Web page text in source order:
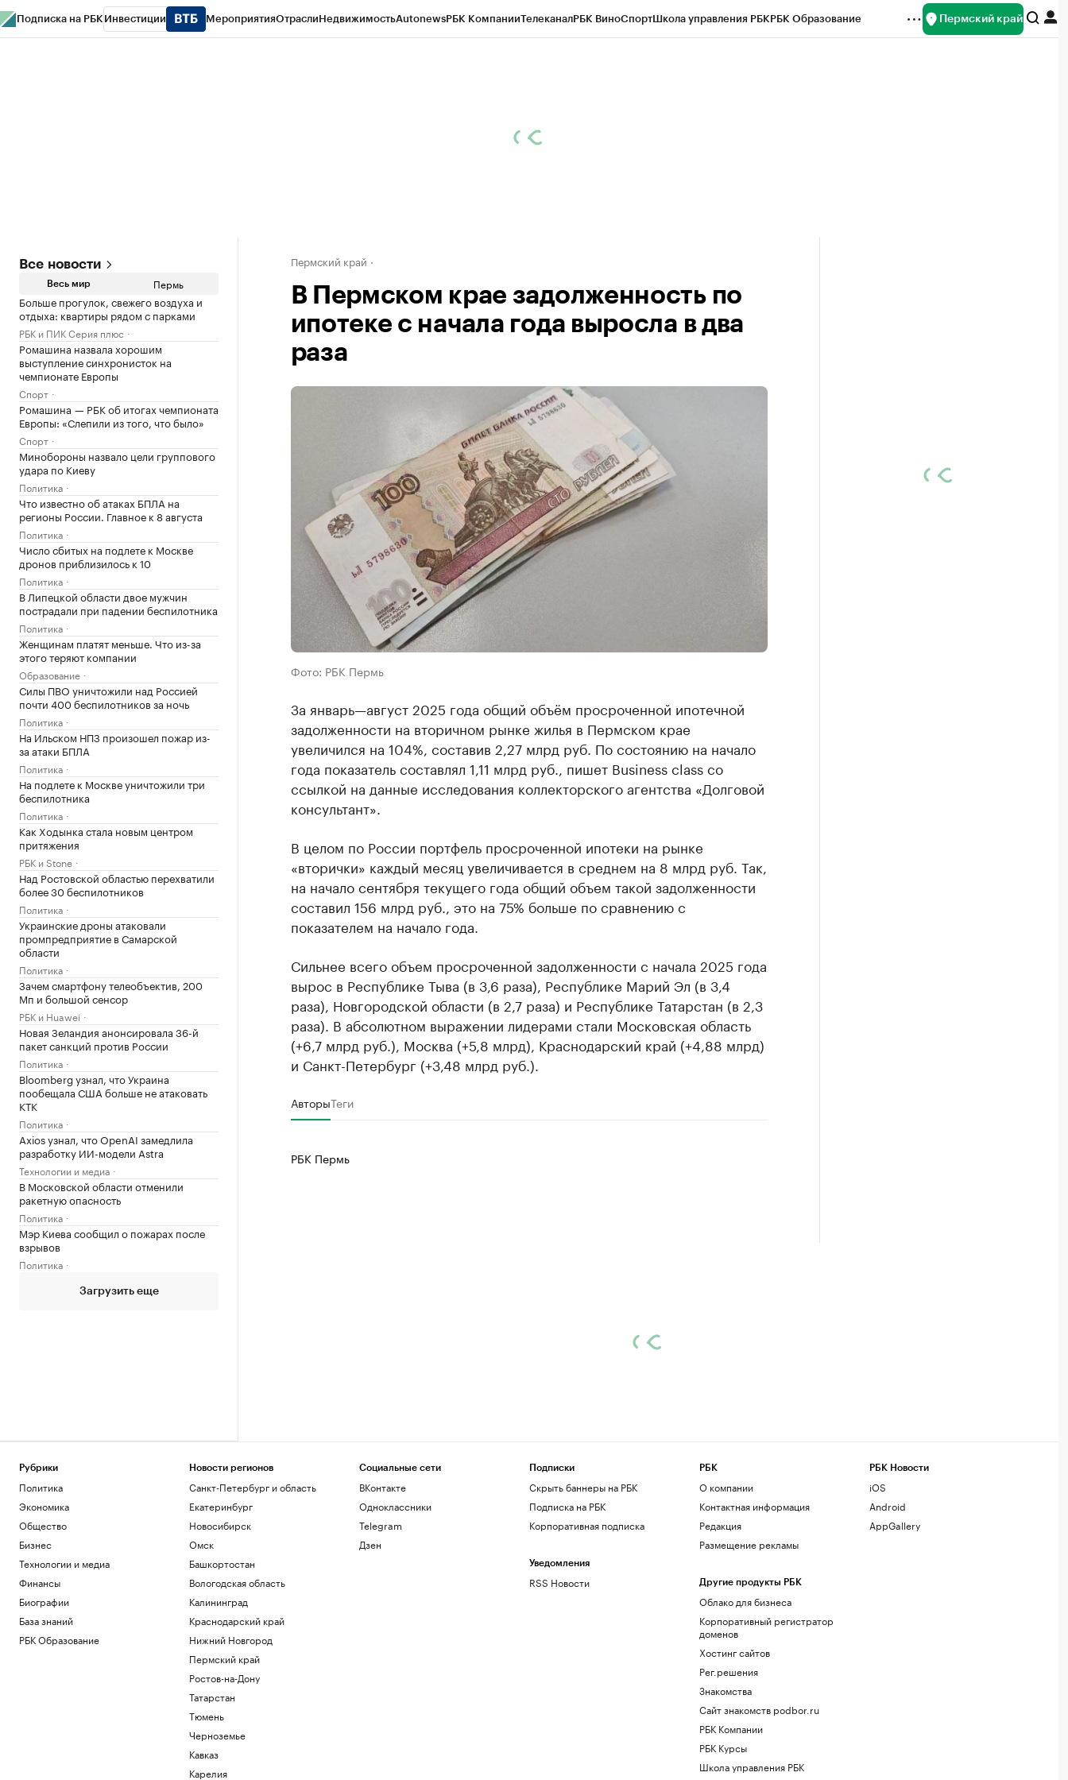
Подписка на РБК Инвестиции МероприятияОтраслиНедвижимостьAutonewsРБК КомпанииТелеканалРБК ВиноСпортШкола управления РБКРБК Образование Пермский край
Все новости
Весь мир Пермь
Больше прогулок, свежего воздуха и
отдыха: квартиры рядом с парками
РБК и ПИК Серия плюс
Ромашина назвала хорошим
выступление синхронисток на
чемпионате Европы
Спорт
Ромашина — РБК об итогах чемпионата
Европы: «Слепили из того, что было»
Спорт
Минобороны назвало цели группового
удара по Киеву
Политика
Что известно об атаках БПЛА на
регионы России. Главное к 8 августа
Политика
Число сбитых на подлете к Москве
дронов приблизилось к 10
Политика
В Липецкой области двое мужчин
пострадали при падении беспилотника
Политика
Женщинам платят меньше. Что из-за
этого теряют компании
Образование
Силы ПВО уничтожили над Россией
почти 400 беспилотников за ночь
Политика
На Ильском НПЗ произошел пожар из-
за атаки БПЛА
Политика
На подлете к Москве уничтожили три
беспилотника
Политика
Как Ходынка стала новым центром
притяжения
РБК и Stone
Над Ростовской областью перехватили
более 30 беспилотников
Политика
Украинские дроны атаковали
промпредприятие в Самарской
области
Политика
Зачем смартфону телеобъектив, 200
Мп и большой сенсор
РБК и Huawei
Новая Зеландия анонсировала 36-й
пакет санкций против России
Политика
Bloomberg узнал, что Украина
пообещала США больше не атаковать
КТК
Политика
Axios узнал, что OpenAI замедлила
разработку ИИ-модели Astra
Технологии и медиа
В Московской области отменили
ракетную опасность
Политика
Мэр Киева сообщил о пожарах после
взрывов
Политика
Загрузить еще
Пермский край
В Пермском крае задолженность по
ипотеке с начала года выросла в два
раза
Фото: РБК Пермь
За январь—август 2025 года общий объём просроченной ипотечной
задолженности на вторичном рынке жилья в Пермском крае
увеличился на 104%, составив 2,27 млрд руб. По состоянию на начало
года показатель составлял 1,11 млрд руб., пишет Business class со
ссылкой на данные исследования коллекторского агентства «Долговой
консультант».
В целом по России портфель просроченной ипотеки на рынке
«вторички» каждый месяц увеличивается в среднем на 8 млрд руб. Так,
на начало сентября текущего года общий объем такой задолженности
составил 156 млрд руб., это на 75% больше по сравнению с
показателем на начало года.
Сильнее всего объем просроченной задолженности с начала 2025 года
вырос в Республике Тыва (в 3,6 раза), Республике Марий Эл (в 3,4
раза), Новгородской области (в 2,7 раза) и Республике Татарстан (в 2,3
раза). В абсолютном выражении лидерами стали Московская область
(+6,7 млрд руб.), Москва (+5,8 млрд), Краснодарский край (+4,88 млрд)
и Санкт-Петербург (+3,48 млрд руб.).
АвторыТеги
РБК Пермь
Рубрики
Политика
Экономика
Общество
Бизнес
Технологии и медиа
Финансы
Биографии
База знаний
РБК Образование
Новости регионов
Санкт-Петербург и область
Екатеринбург
Новосибирск
Омск
Башкортостан
Вологодская область
Калининград
Краснодарский край
Нижний Новгород
Пермский край
Ростов-на-Дону
Татарстан
Тюмень
Черноземье
Кавказ
Карелия
Социальные сети
ВКонтакте
Одноклассники
Telegram
Дзен
Подписки
Скрыть баннеры на РБК
Подписка на РБК
Корпоративная подписка
Уведомления
RSS Новости
РБК
О компании
Контактная информация
Редакция
Размещение рекламы
Другие продукты РБК
Облако для бизнеса
Корпоративный регистратор
доменов
Хостинг сайтов
Рег.решения
Знакомства
Сайт знакомств podbor.ru
РБК Компании
РБК Курсы
Школа управления РБК
РБК Новости
iOS
Android
AppGallery